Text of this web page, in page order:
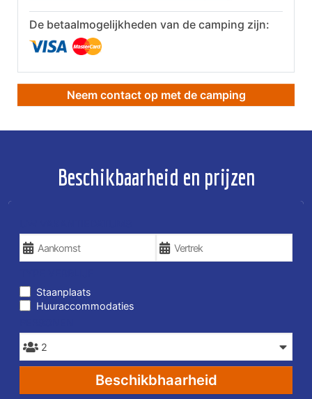
De betaalmogelijkheden van de camping zijn:
Neem contact op met de camping
Beschikbaarheid en prijzen
Staanplaats
Huuraccommodaties
Beschikbhaarheid